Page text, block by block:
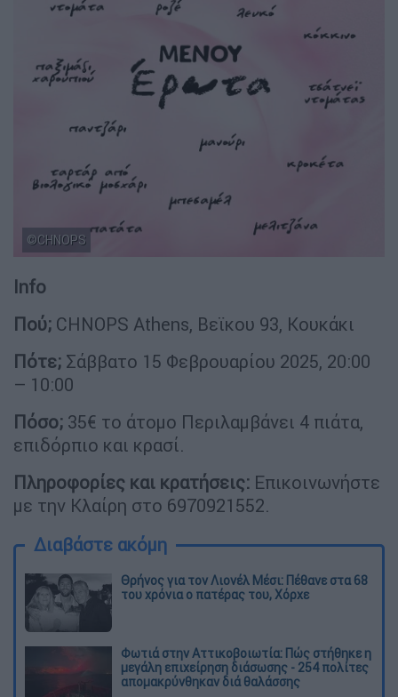
©CHNOPS
Info
Πού; CHNOPS Athens, Βεϊκου 93, Κουκάκι
Πότε; Σάββατο 15 Φεβρουαρίου 2025, 20:00
– 10:00
Πόσο; 35€ το άτομο Περιλαμβάνει 4 πιάτα,
επιδόρπιο και κρασί.
Πληροφορίες και κρατήσεις: Επικοινωνήστε
με την Κλαίρη στο 6970921552.
Διαβάστε ακόμη
Θρήνος για τον Λιονέλ Μέσι: Πέθανε στα 68
του χρόνια ο πατέρας του, Χόρχε
Φωτιά στην Αττικοβοιωτία: Πώς στήθηκε η
μεγάλη επιχείρηση διάσωσης - 254 πολίτες
απομακρύνθηκαν διά θαλάσσης